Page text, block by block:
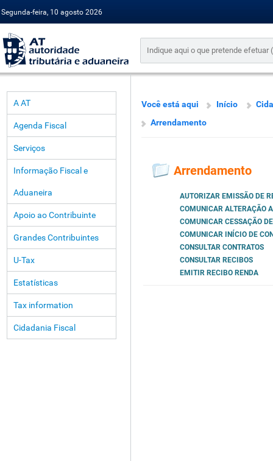
Segunda-feira, 10 agosto 2026
A AT
Agenda Fiscal
Serviços
Informação Fiscal e
Aduaneira
Apoio ao Contribuinte
Grandes Contribuintes
U-Tax
Estatísticas
Tax information
Cidadania Fiscal
Você está aqui Início
Arrendamento
Arrendamento
AUTORIZAR EMISSÃO DE
COMUNICAR ALTERAÇÃO
COMUNICAR CESSAÇÃO
COMUNICAR INÍCIO DE
CONSULTAR CONTRATOS
CONSULTAR RECIBOS
EMITIR RECIBO RENDA